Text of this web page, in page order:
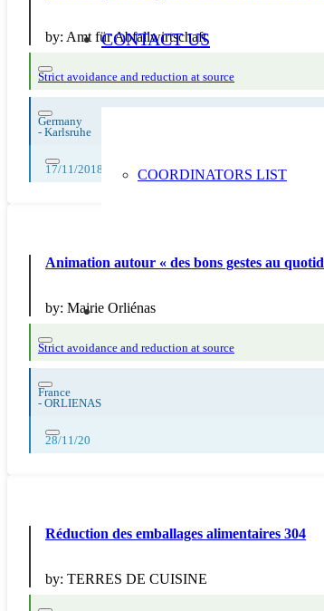
CONTACT US
COORDINATORS LIST
by: Amt für Abfallwirtschaft
Strict avoidance and reduction at source
Germany
- Karlsruhe
17/11/2018
Animation autour « des bons gestes au
by: Mairie Orliénas
Strict avoidance and reduction at source
France
- ORLIENAS
28/11/20
Réduction des emballages alimentaires 304
by: TERRES DE CUISINE